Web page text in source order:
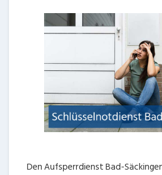
Den Aufsperrdienst Bad-